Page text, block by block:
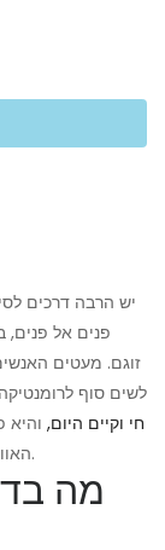
יש הרבה דרכים
פנים אל פנים,
זוגם. מעטים
לשים סוף
Linnerth חי וקיים היום, והיא
האוויר בדיוק מה קרה ולמה היא עשתה את מה שעשתה.
מה